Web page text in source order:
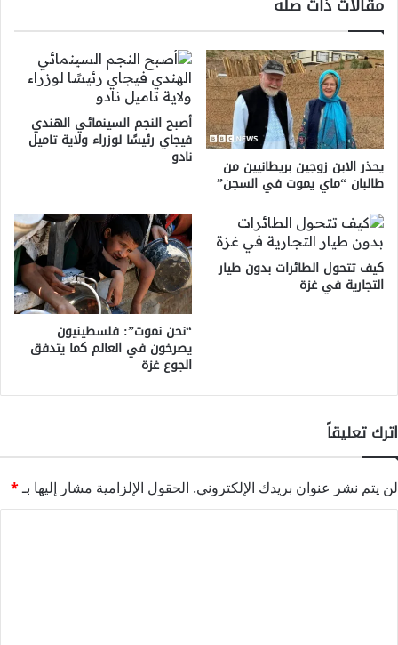
يحذر الابن زوجين بريطانيين من
طالبان “ماي يموت في السجن”
أصبح النجم السينمائي الهندي
فيجاي رئيسًا لوزراء ولاية تاميل
نادو
كيف تتحول الطائرات بدون طيار
التجارية في غزة
“نحن نموت”: فلسطينيون
يصرخون في العالم كما يتدفق
الجوع غزة
اترك تعليقاً
لن يتم نشر عنوان بريدك الإلكتروني. الحقول الإلزامية مشار إليها بـ*